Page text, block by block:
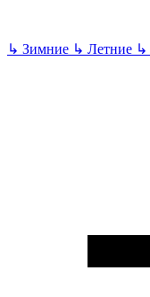
↳ Зимние ↳ Летние ↳